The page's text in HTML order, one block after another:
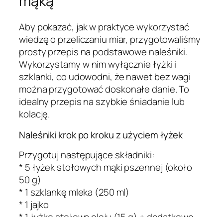
Aby pokazać, jak w praktyce wykorzystać
wiedzę o przeliczaniu miar, przygotowaliśmy
prosty przepis na podstawowe naleśniki.
Wykorzystamy w nim wyłącznie łyżki i
szklanki, co udowodni, że nawet bez wagi
można przygotować doskonałe danie. To
idealny przepis na szybkie śniadanie lub
kolację.
Naleśniki krok po kroku z użyciem łyżek
Przygotuj następujące składniki:
* 5 łyżek stołowych mąki pszennej (około
50 g)
* 1 szklankę mleka (250 ml)
* 1 jajko